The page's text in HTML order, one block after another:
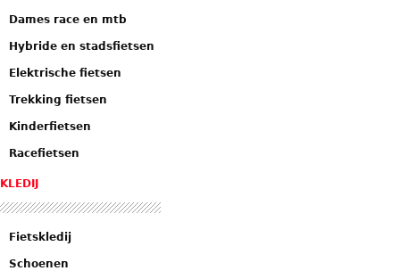
Dames race en mtb
Hybride en stadsfietsen
Elektrische fietsen
Trekking fietsen
Kinderfietsen
Racefietsen
KLEDIJ
Fietskledij
Schoenen